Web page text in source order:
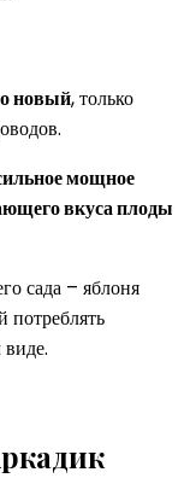
новый, только
мощное
вкуса плоды
сада – яблоня
потреблять